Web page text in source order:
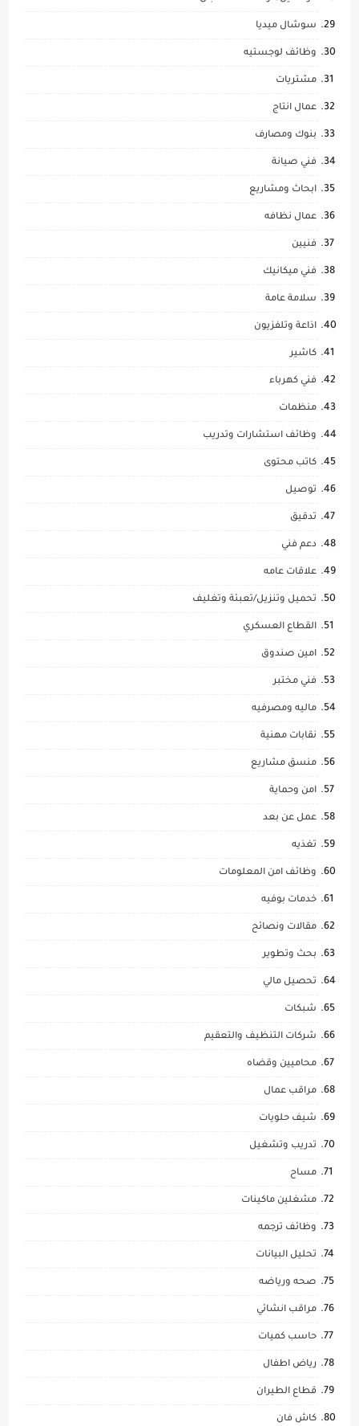
سوشال ميديا
وظائف لوجستيه
مشتريات
عمال انتاج
بنوك ومصارف
فني صيانة
ابحاث ومشاريع
عمال نظافه
فنيين
فني ميكانيك
سلامة عامة
اذاعة وتلفزيون
كاشير
فني كهرباء
منظمات
وظائف استشارات وتدريب
كاتب محتوى
توصيل
تدقيق
دعم فني
علاقات عامه
تحميل وتنزيل/تعبئة وتغليف
القطاع العسكري
امين صندوق
فني مختبر
ماليه ومصرفيه
نقابات مهنية
منسق مشاريع
امن وحماية
عمل عن بعد
تغذيه
وظائف امن المعلومات
خدمات بوفيه
مقالات ونصائح
بحث وتطوير
تحصيل مالي
شبكات
شركات التنظيف والتعقيم
محاميين وقضاه
مراقب عمال
شيف حلويات
تدريب وتشغيل
مساح
مشغلين ماكينات
وظائف ترجمه
تحليل البيانات
صحه ورياضه
مراقب انشائي
حاسب كميات
رياض اطفال
قطاع الطيران
كاش فان